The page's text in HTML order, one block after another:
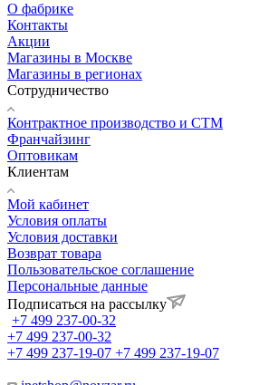
О фабрике
Контакты
Акции
Магазины в Москве
Магазины в регионах
Сотрудничество
Контрактное производство и СТМ
Франчайзинг
Оптовикам
Клиентам
Мой кабинет
Условия оплаты
Условия доставки
Возврат товара
Пользовательское соглашение
Персональные данные
Подписаться на рассылку
+7 499 237-00-32
+7 499 237-00-32
+7 499 237-19-07 +7 499 237-19-07